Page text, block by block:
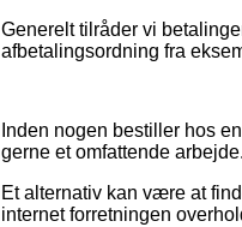
Generelt tilråder vi
afbetalingsordning fra
Inden nogen bestiller hos
gerne et omfattende arbejde.
Et alternativ kan være at
internet forretningen